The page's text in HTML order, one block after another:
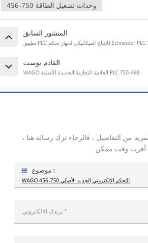
وحدات تشغيل الطاقة 750-456
المنشور السابق
القادم بوست
WAGO العلامة التجارية الجديدة الأصلية PLC 750-468
من التفاصيل ، فالرجاء ترك رسالة هنا ،
موضوع :
WAGO التحكم الإلكتروني الجديد الأصلي 750-456